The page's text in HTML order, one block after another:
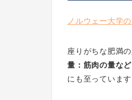
ノルウェー大学
座りがちな肥満
量：筋肉の量な
にも至っています